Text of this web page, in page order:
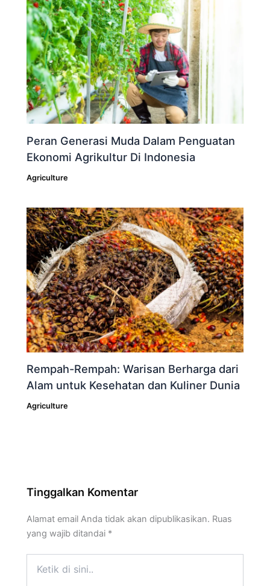
Peran Generasi Muda Dalam Penguatan
Ekonomi Agrikultur Di Indonesia
Agriculture
Rempah-Rempah: Warisan Berharga dari
Alam untuk Kesehatan dan Kuliner Dunia
Agriculture
Tinggalkan Komentar
Alamat email Anda tidak akan dipublikasikan. Ruas
yang wajib ditandai *